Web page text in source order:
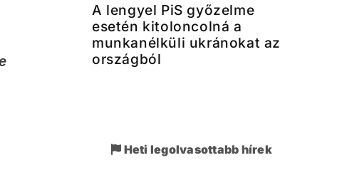
A lengyel PiS győzelme
esetén kitoloncolná a
munkanélküli ukránokat az
országból
Heti legolvasottabb hírek